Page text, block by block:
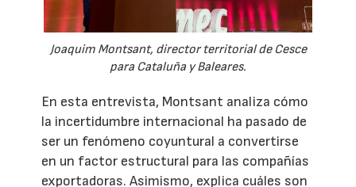
Joaquim Montsant, director territorial de Cesce
para Cataluña y Baleares.
En esta entrevista, Montsant analiza cómo
la incertidumbre internacional ha pasado de
ser un fenómeno coyuntural a convertirse
en un factor estructural para las compañías
exportadoras. Asimismo, explica cuáles son